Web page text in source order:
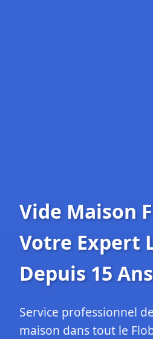
Vide Maison
Votre Expert
Depuis 15 Ans
Service professionnel
maison dans tout le